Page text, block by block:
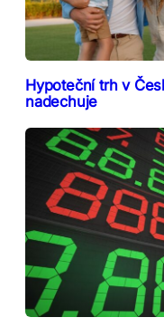
Hypoteční trh v
nadechuje